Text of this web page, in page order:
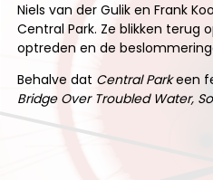
Niels van der Gulik en Frank
Central Park. Ze blikken terug
optreden en de
Behalve dat Central Parkeen
Bridge Over Troubled Water,